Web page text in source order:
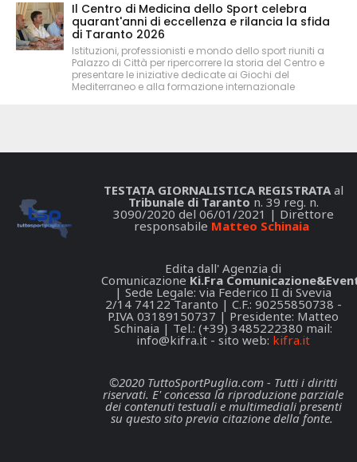
Il Centro di Medicina dello Sport celebra
quarant'anni di eccellenza e rilancia la sfida
di Taranto 2026
Istituzioni, professionisti e mondo dello sport riuniti a
Palazzo di Città per ripercorrere la storia del Centro e
presentare le iniziative dedicate ai Giochi del
Mediterraneo e alla formazione internazionale
TESTATA GIORNALISTICA REGISTRATAal
Tribunale di Taranto n. 39 reg. n.
3090/2020 del 06/01/2021 | Direttore
responsabile Matteo Schinaia
Edita dall' Agenzia di
Comunicazione Ki.Fra
| Sede Legale: via Federico II di Svevia
2/14 74122 Taranto | C.F.: 90255850738 -
P.IVA 03189150737 | Presidente: Matteo
Schinaia | Tel.: (+39) 3485222380 mail:
info@kifra.it - sito web: kifra.it
©2020 TuttoSportPuglia.com - Tutti i diritti
riservati. E' concessa la riproduzione parziale
dei contenuti testuali e multimediali presenti
su questo sito previa citazione della fonte.